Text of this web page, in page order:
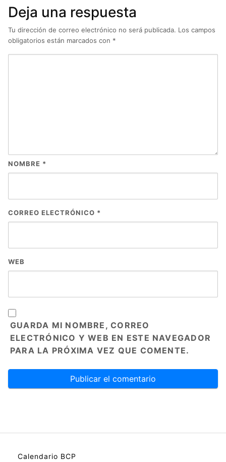
Deja una respuesta
Tu dirección de correo electrónico no será publicada. Los campos
obligatorios están marcados con *
NOMBRE *
CORREO ELECTRÓNICO *
WEB
GUARDA MI NOMBRE, CORREO
ELECTRÓNICO Y WEB EN ESTE NAVEGADOR
PARA LA PRÓXIMA VEZ QUE COMENTE.
Calendario BCP